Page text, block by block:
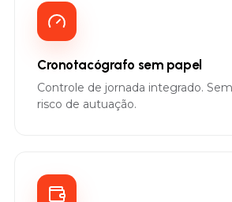
Cronotacógrafo sem papel
Controle de jornada integrado.
risco de autuação.